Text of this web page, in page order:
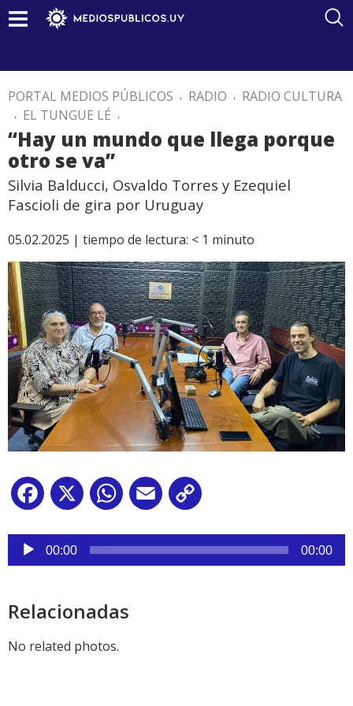
PORTAL MEDIOS PÚBLICOS . RADIO . RADIO CULTURA
. EL TUNGUE LÉ .
“Hay un mundo que llega porque
otro se va”
Silvia Balducci, Osvaldo Torres y Ezequiel
Fascioli de gira por Uruguay
05.02.2025 | tiempo de lectura: < 1 minuto
Facebook
X WhatsApp
Email
Reproductor
audio
00:00 00:00
Relacionadas
No related photos.